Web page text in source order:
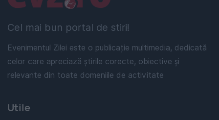
Cel mai bun portal de stiri!
Evenimentul Zilei este o publicație multimedia, dedicată
celor care apreciază știrile corecte, obiective și
relevante din toate domeniile de activitate
Utile